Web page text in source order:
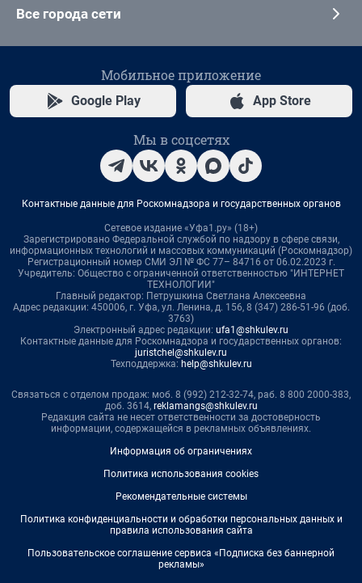
Все города сети
Мобильное приложение
Google Play App Store
Мы в соцсетях
Контактные данные для Роскомнадзора и государственных органов
Сетевое издание «Уфа1.ру» (18+)
Зарегистрировано Федеральной службой по надзору в сфере связи,
информационных технологий и массовых коммуникаций (Роскомнадзор)
Регистрационный номер СМИ ЭЛ № ФС 77– 84716 от 06.02.2023 г.
Учредитель: Общество с ограниченной ответственностью "ИНТЕРНЕТ
ТЕХНОЛОГИИ"
Главный редактор: Петрушкина Светлана Алексеевна
Адрес редакции: 450006, г. Уфа, ул. Ленина, д. 156, 8 (347) 286-51-96 (доб.
3763)
Электронный адрес редакции: ufa1@shkulev.ru
Контактные данные для Роскомнадзора и государственных органов:
juristchel@shkulev.ru
Техподдержка: help@shkulev.ru
Связаться с отделом продаж: моб. 8 (992) 212-32-74, раб. 8 800 2000-383,
доб. 3614, reklamangs@shkulev.ru
Редакция сайта не несет ответственности за достоверность
информации, содержащейся в рекламных объявлениях.
Информация об ограничениях
Политика использования cookies
Рекомендательные системы
Политика конфиденциальности и обработки персональных данных и
правила использования сайта
Пользовательское соглашение сервиса «Подписка без баннерной
рекламы»